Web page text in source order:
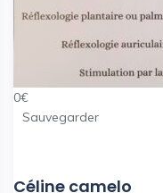
0€
Sauvegarder
Céline camelo